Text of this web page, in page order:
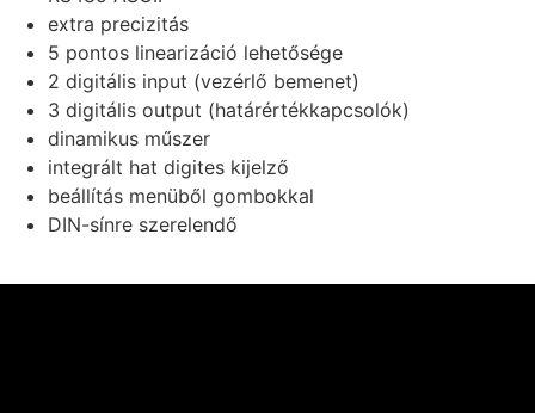
extra precizitás
5 pontos linearizáció lehetősége
2 digitális input (vezérlő bemenet)
3 digitális output (határértékkapcsolók)
dinamikus műszer
integrált hat digites kijelző
beállítás menüből gombokkal
DIN-sínre szerelendő